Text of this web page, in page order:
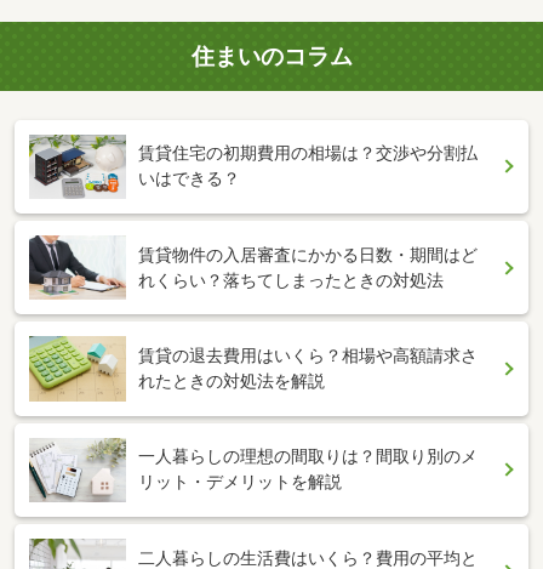
住まいのコラム
賃貸住宅の初期費用の相場は？交渉や分割払
いはできる？
賃貸物件の入居審査にかかる日数・期間はど
れくらい？落ちてしまったときの対処法
賃貸の退去費用はいくら？相場や高額請求さ
れたときの対処法を解説
一人暮らしの理想の間取りは？間取り別のメ
リット・デメリットを解説
二人暮らしの生活費はいくら？費用の平均と